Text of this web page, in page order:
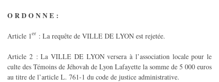
O R D O N N E :
Article 1er : La requête de VILLE DE LYON est rejetée.
Article 2 : La VILLE DE LYON versera à l’association locale pour le
culte des Témoins de Jéhovah de Lyon Lafayette la somme de 5 000 euros
au titre de l’article L. 761-1 du code de justice administrative.